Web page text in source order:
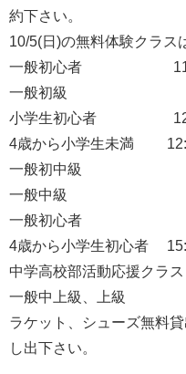
約下さい。
10/5(日)の無料体験クラス
一般初心者 11:00
一般初級 11:00
小学生初心者
4歳から小学生未満
一般初中級
一般中級 14:00
一般初心者
4歳から小学生初心者
中学高校部活動応援クラ
一般中上級、上級
ラケット、シューズ無料
し出下さい。